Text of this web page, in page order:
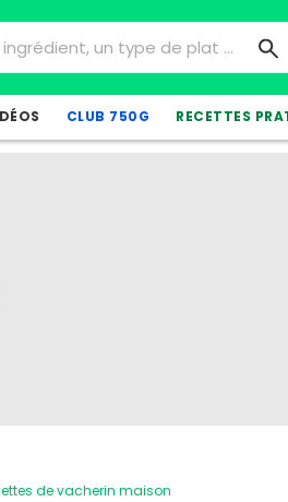
CLUB 750G RECETTES
de vacherin maison